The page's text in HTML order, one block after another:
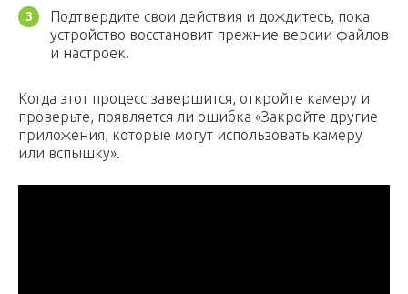
Подтвердите свои действия и дождитесь, пока
устройство восстановит прежние версии файлов
и настроек.
Когда этот процесс завершится, откройте камеру и
проверьте, появляется ли ошибка «Закройте другие
приложения, которые могут использовать камеру
или вспышку».